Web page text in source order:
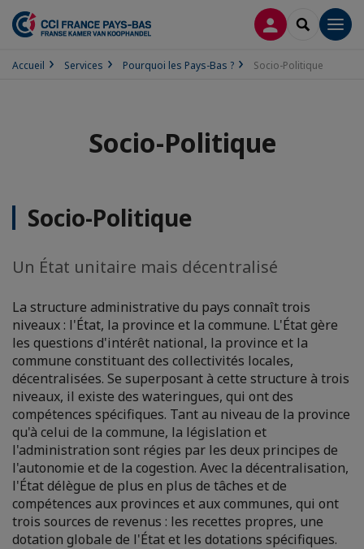
CONNEXION
Accueil Services Pourquoi les Pays-Bas ? Socio-Politique
Socio-Politique
Socio-Politique
Un État unitaire mais décentralisé
La structure administrative du pays connaît trois
niveaux : l'État, la province et la commune. L'État gère
les questions d'intérêt national, la province et la
commune constituant des collectivités locales,
décentralisées. Se superposant à cette structure à trois
niveaux, il existe des wateringues, qui ont des
compétences spécifiques. Tant au niveau de la province
qu'à celui de la commune, la législation et
l'administration sont régies par les deux principes de
l'autonomie et de la cogestion. Avec la décentralisation,
l'État délègue de plus en plus de tâches et de
compétences aux provinces et aux communes, qui ont
trois sources de revenus : les recettes propres, une
dotation globale de l'État et les dotations spécifiques.